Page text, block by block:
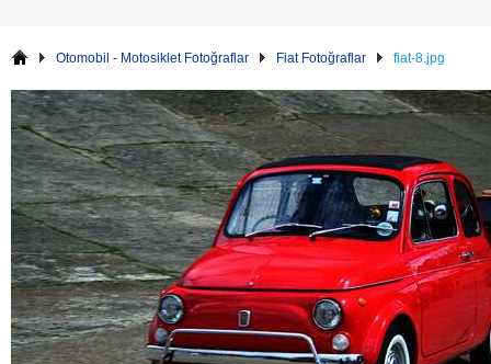
Otomobil - Motosiklet Fotoğraflar Fiat Fotoğraflar fiat-8.jpg